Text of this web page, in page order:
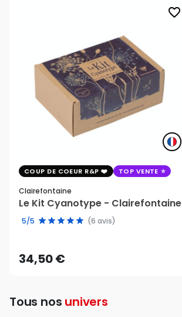
favorite_border
COUP DE COEUR R&P TOP VENTE
Clairefontaine
Le Kit Cyanotype - Clairefontaine
5/5 (6 avis)
34,50 €
Tous nos univers